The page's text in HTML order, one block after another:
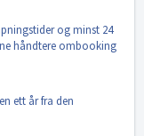
og minst 24
håndtere ombooking
ett år fra den